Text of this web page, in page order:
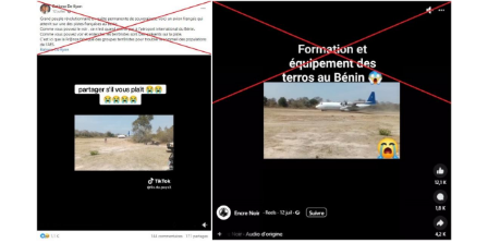
Image